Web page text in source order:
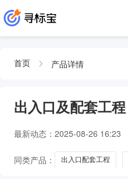
首页 产品详情
出入口及配套工程
最新动态： 2025-08-26 16:23
同类产品： 出入口配套工程